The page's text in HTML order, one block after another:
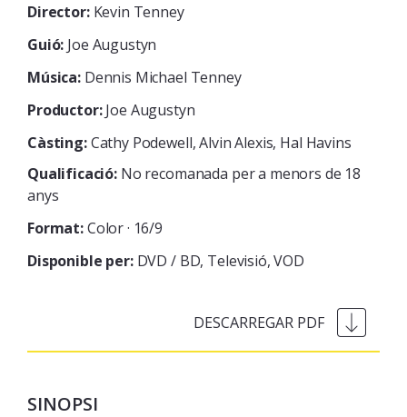
Director:Kevin Tenney
Guió: Joe Augustyn
Música:Dennis Michael Tenney
Productor:Joe Augustyn
Càsting:Cathy Podewell, Alvin Alexis, Hal Havins
Qualificació: No recomanada per a menors de 18
anys
Format:Color · 16/9
Disponible per: DVD / BD Televisió VOD
SINOPSI